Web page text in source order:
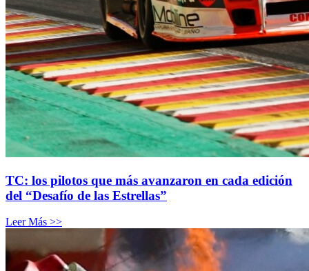
TC: los pilotos que más avanzaron en cada edición
del “Desafío de las Estrellas”
Leer Más >>